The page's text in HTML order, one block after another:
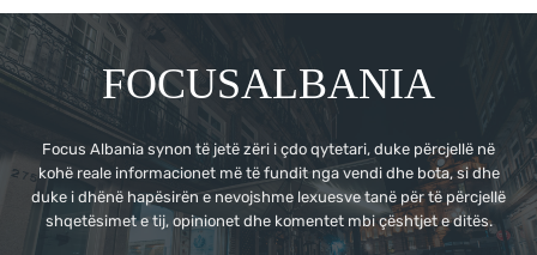
FOCUSALBANIA
Focus Albania synon të jetë zëri i çdo qytetari, duke përcjellë në
kohë reale informacionet më të fundit nga vendi dhe bota, si dhe
duke i dhënë hapësirën e nevojshme lexuesve tanë për të përcjellë
shqetësimet e tij, opinionet dhe komentet mbi çështjet e ditës.